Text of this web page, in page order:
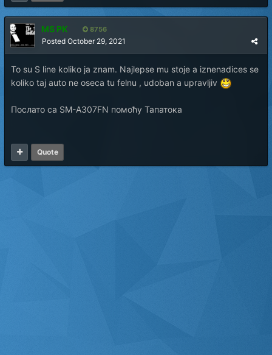
MS PK 8756
Posted October 29, 2021
To su S line koliko ja znam. Najlepse mu stoje a iznenadices se
koliko taj auto ne oseca tu felnu , udoban a upravljiv
Послато са SM-A307FN помоћу Тапатока
Quote